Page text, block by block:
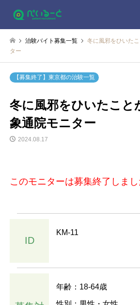
治験バイト募集一覧
冬に風邪をひいた
ター
【募集終了】東京都の治験一覧
冬に風邪をひいたこと
象通院モニター
2024.08.17
このモニターは募集終了しまし
ID
KM-11
年齢：18-64歳